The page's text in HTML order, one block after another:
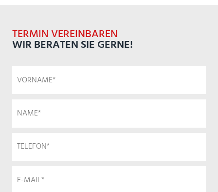
TERMIN VEREINBAREN
WIR BERATEN SIE GERNE!